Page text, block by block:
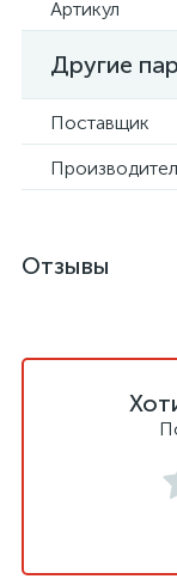
Артикул
Другие
Поставщик
Отзывы